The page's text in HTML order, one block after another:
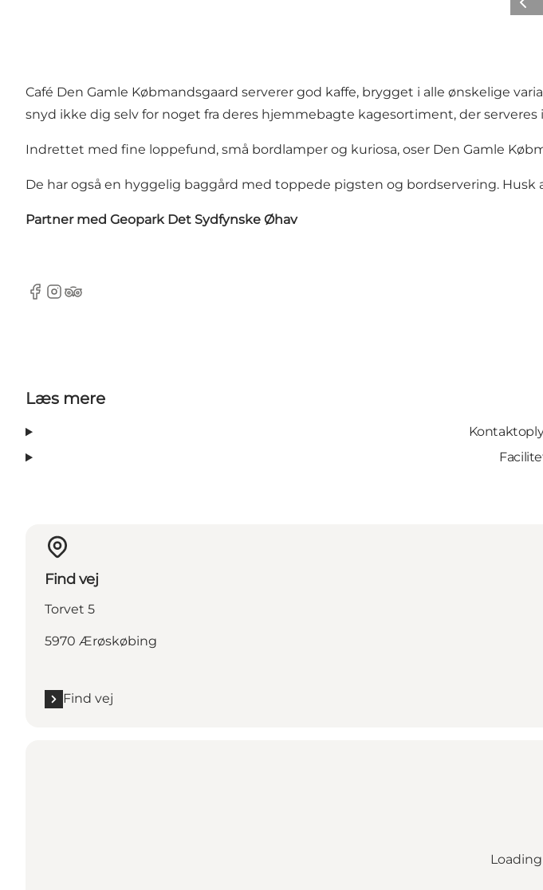
Café Den Gamle Købmandsgaard serverer god kaffe, brygget i alle ønskelige
snyd ikke dig selv for noget fra deres hjemmebagte kagesortiment, der
Indrettet med fine loppefund, små bordlamper og kuriosa, oser Den Gamle
De har også en hyggelig baggård med toppede pigsten og bordservering. Husk
Partner med Geopark Det Sydfynske Øhav
Facebook
Instagram
Tripadvisor
Læs mere
Find vej
Torvet 5
5970 Ærøskøbing
Find vej